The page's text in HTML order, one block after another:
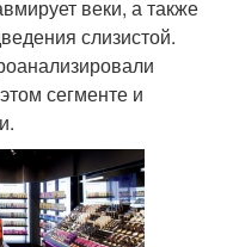
веки, а также
слизистой.
сегменте и